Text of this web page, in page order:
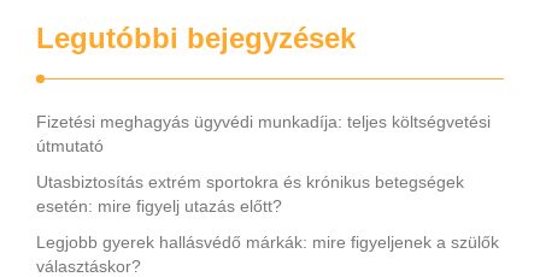
Legutóbbi bejegyzések
Fizetési meghagyás ügyvédi munkadíja: teljes költségvetési
útmutató
Utasbiztosítás extrém sportokra és krónikus betegségek
esetén: mire figyelj utazás előtt?
Legjobb gyerek hallásvédő márkák: mire figyeljenek a szülők
választáskor?